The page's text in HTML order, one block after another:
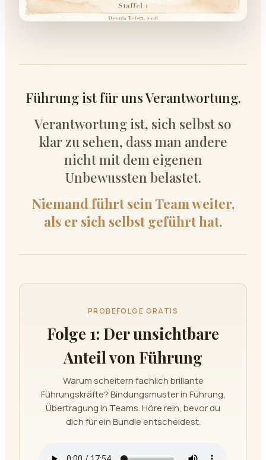
Führung ist für uns Verantwortung.
Verantwortung ist, sich selbst so
klar zu sehen, dass man andere
nicht mit dem eigenen
Unbewussten belastet.
Niemand führt sein Team weiter,
als er sich selbst geführt hat.
PROBEFOLGE GRATIS
Folge 1: Der unsichtbare
Anteil von Führung
Warum scheitern fachlich brillante
Führungskräfte? Bindungsmuster in Führung,
Übertragung in Teams. Höre rein, bevor du
dich für ein Bundle entscheidest.